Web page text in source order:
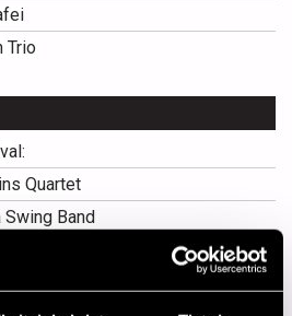
Trio
Quartet
Band